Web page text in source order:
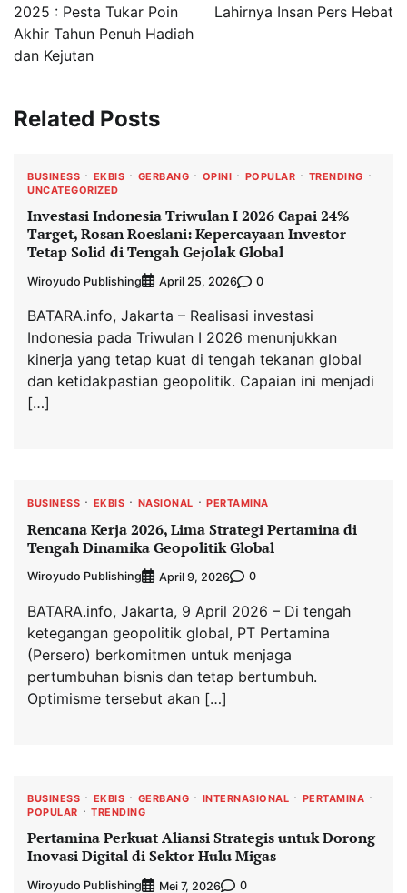
2025 : Pesta Tukar Poin
Akhir Tahun Penuh Hadiah
dan Kejutan
Lahirnya Insan Pers Hebat
Related Posts
BUSINESS EKBIS GERBANG OPINI POPULAR
TRENDING
UNCATEGORIZED
Investasi Indonesia Triwulan I 2026 Capai 24%
Target, Rosan Roeslani: Kepercayaan Investor
Tetap Solid di Tengah Gejolak Global
Wiroyudo Publishing April 25, 2026 0
BATARA.info, Jakarta – Realisasi investasi
Indonesia pada Triwulan I 2026 menunjukkan
kinerja yang tetap kuat di tengah tekanan global
dan ketidakpastian geopolitik. Capaian ini menjadi
[…]
BUSINESS EKBIS NASIONAL PERTAMINA
Rencana Kerja 2026, Lima Strategi Pertamina di
Tengah Dinamika Geopolitik Global
Wiroyudo Publishing April 9, 2026 0
BATARA.info, Jakarta, 9 April 2026 – Di tengah
ketegangan geopolitik global, PT Pertamina
(Persero) berkomitmen untuk menjaga
pertumbuhan bisnis dan tetap bertumbuh.
Optimisme tersebut akan […]
BUSINESS EKBIS GERBANG INTERNASIONAL
PERTAMINA
POPULAR
TRENDING
Pertamina Perkuat Aliansi Strategis untuk Dorong
Inovasi Digital di Sektor Hulu Migas
Wiroyudo Publishing Mei 7, 2026 0